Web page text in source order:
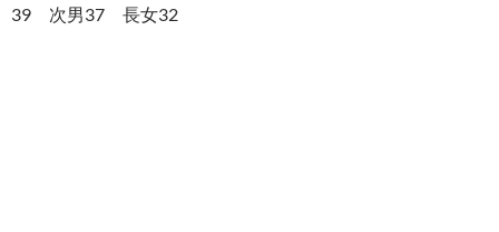
39 次男37 長女32